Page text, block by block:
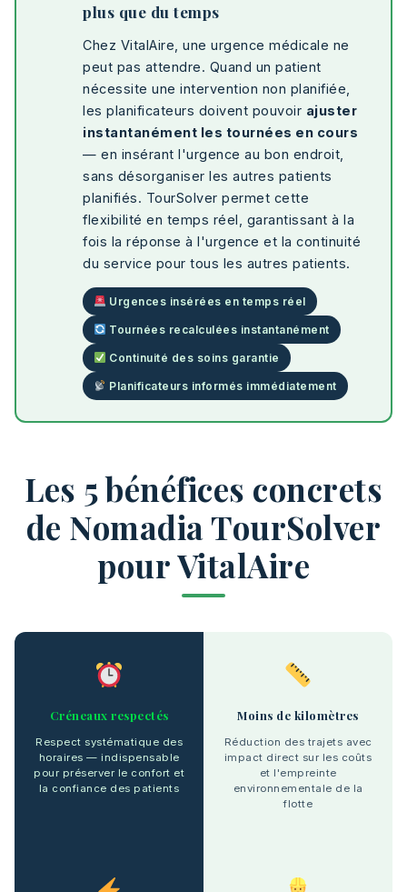
plus que du temps
Chez VitalAire, une urgence médicale ne
peut pas attendre. Quand un patient
nécessite une intervention non planifiée,
les planificateurs doivent pouvoir ajuster
instantanément les tournées en cours
— en insérant l'urgence au bon endroit,
sans désorganiser les autres patients
planifiés. TourSolver permet cette
flexibilité en temps réel, garantissant à la
fois la réponse à l'urgence et la continuité
du service pour tous les autres patients.
Urgences insérées en temps réel
Tournées recalculées instantanément
Continuité des soins garantie
Planificateurs informés immédiatement
Les 5 bénéfices concrets
de Nomadia TourSolver
pour VitalAire
Créneaux respectés
Respect systématique des
horaires — indispensable
pour préserver le confort et
la confiance des patients
Moins de kilomètres
Réduction des trajets avec
impact direct sur les coûts
et l'empreinte
environnementale de la
flotte